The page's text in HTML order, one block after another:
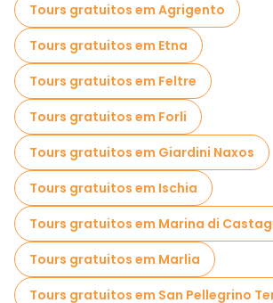
Tours gratuitos em Agrigento
Tours gratuitos em Etna
Tours gratuitos em Feltre
Tours gratuitos em Forli
Tours gratuitos em Giardini Naxos
Tours gratuitos em Ischia
Tours gratuitos em Marina di
Tours gratuitos em Marlia
Tours gratuitos em San Pellegrino